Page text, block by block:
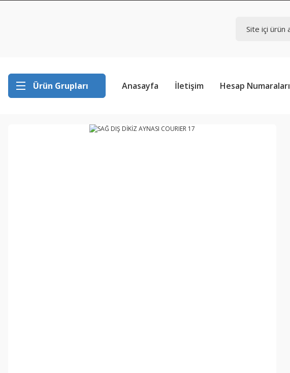
Ürün Grupları Anasayfa İletişim Hesap Numaraları